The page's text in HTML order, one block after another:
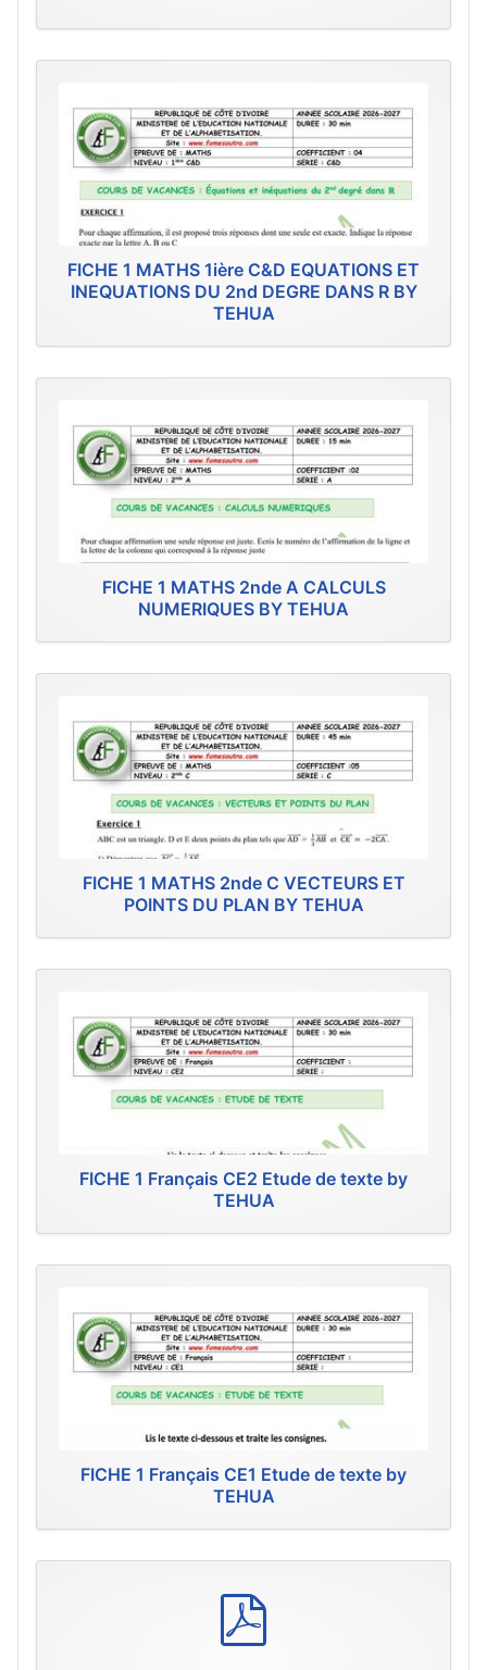
FICHE 1 MATHS 1ière C&D EQUATIONS ET
INEQUATIONS DU 2nd DEGRE DANS R BY
TEHUA
FICHE 1 MATHS 2nde A CALCULS
NUMERIQUES BY TEHUA
FICHE 1 MATHS 2nde C VECTEURS ET
POINTS DU PLAN BY TEHUA
FICHE 1 Français CE2 Etude de texte by
TEHUA
FICHE 1 Français CE1 Etude de texte by
TEHUA